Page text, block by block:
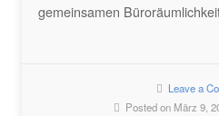
gemeinsamen
Leave a
Posted on März 9,